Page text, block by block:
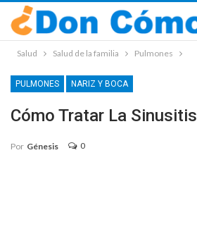
Salud Salud de la familia Pulmones
PULMONES NARIZ Y BOCA
Cómo Tratar La Sinusitis
Por Génesis 0